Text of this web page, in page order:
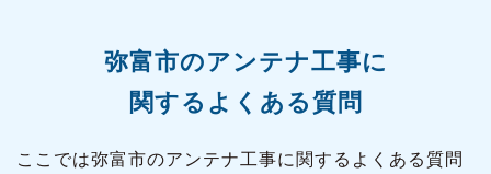
弥富市のアンテナ工事に
関するよくある質問
ここでは弥富市のアンテナ工事に関するよくある質問